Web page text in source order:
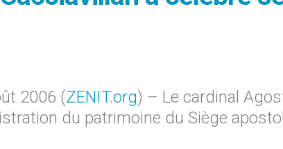
2006 (ZENIT.org) – Le cardinal
du patrimoine du Siège